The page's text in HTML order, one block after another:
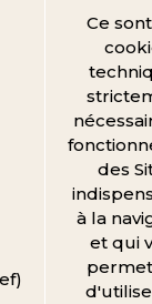
Ce
des
à la
et qui